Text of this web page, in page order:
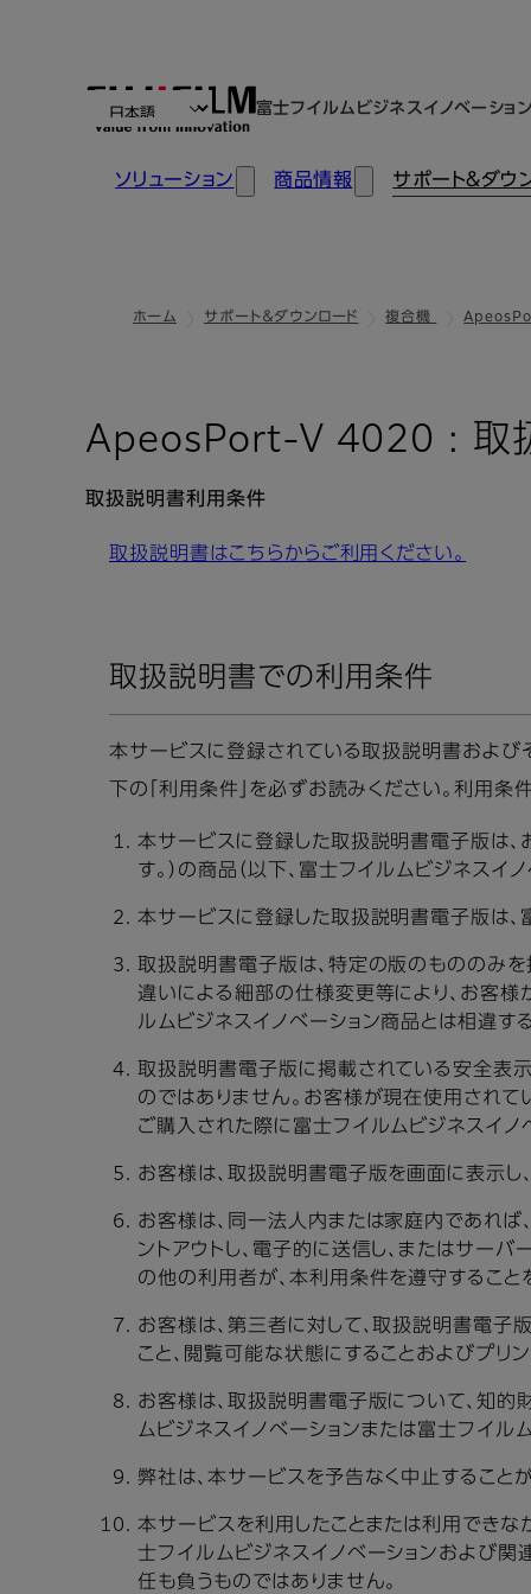
富士フイルムビジネスイノベーショ
ソリューション 商品情報 サポート＆ダウ
ホーム サポート＆ダウンロード 複合機
ApeosPort-V 4020 : 取
取扱説明書利用条件
取扱説明書はこちらからご利用ください。
取扱説明書での利用条件
本サービスに登録されている取扱説明書および
下の「利用条件」を必ずお読みください。利用
本サービスに登録した取扱説明書電子版は、
す。）の商品（以下、富士フイルムビジネス
本サービスに登録した取扱説明書電子版は、
取扱説明書電子版は、特定の版のもののみを
違いによる細部の仕様変更等により、お客
ルムビジネスイノベーション商品とは相違す
取扱説明書電子版に掲載されている安全表
のではありません。お客様が現在使用されて
ご購入された際に富士フイルムビジネスイノ
お客様は、取扱説明書電子版を画面に表示し
お客様は、同一法人内または家庭内であれば
ントアウトし、電子的に送信し、またはサー
の他の利用者が、本利用条件を遵守すること
お客様は、第三者に対して、取扱説明書電子
こと、閲覧可能な状態にすることおよびプリ
お客様は、取扱説明書電子版について、知
ムビジネスイノベーションまたは富士フイル
弊社は、本サービスを予告なく中止すること
本サービスを利用したことまたは利用できな
士フイルムビジネスイノベーションおよび
任も負うものではありません。